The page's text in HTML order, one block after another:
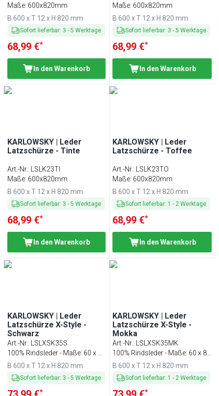
Maße: 600x820mm
B 600 x T 12 x H 820 mm
Sofort lieferbar: 3 - 5 Werktage
68,99 €*
In den Warenkorb
Maße: 600x820mm
B 600 x T 12 x H 820 mm
Sofort lieferbar: 3 -5 Werktage
68,99 €*
In den Warenkorb
KARLOWSKY | Leder
Latzschürze - Tinte
Art.-Nr.:
LSLK23TI
Maße: 600x820mm
B 600 x T 12 x H 820 mm
Sofort lieferbar: 3 - 5 Werktage
68,99 €*
In den Warenkorb
KARLOWSKY | Leder
Latzschürze - Toffee
Art.-Nr.:
LSLK23TO
Maße: 600x820mm
B 600 x T 12 x H 820 mm
Sofort lieferbar: 1 - 2 Werktage
68,99 €*
In den Warenkorb
KARLOWSKY | Leder
Latzschürze X-Style -
Schwarz
Art.-Nr.: LSLXSK35S
100% Rindsleder - Maße: 60 x 82
cm
B 600 x T 12 x H 820 mm
Sofort lieferbar: 3 - 5 Werktage
*
KARLOWSKY | Leder
Latzschürze X-Style -
Mokka
Art.-Nr.: LSLXSK35MK
100% Rindsleder - Maße: 60 x 82
cm
B 600 x T 12 x H 820 mm
Sofort lieferbar: 1 - 2 Werktage
*